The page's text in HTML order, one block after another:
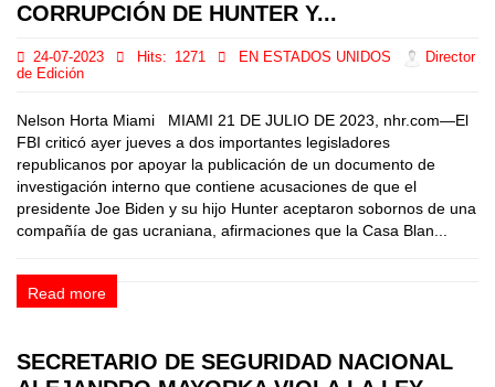
CORRUPCIÓN DE HUNTER Y...
24-07-2023 Hits: 1271 EN ESTADOS UNIDOS
Director
de Edición
Nelson Horta Miami MIAMI 21 DE JULIO DE 2023, nhr.com—El
FBI criticó ayer jueves a dos importantes legisladores
republicanos por apoyar la publicación de un documento de
investigación interno que contiene acusaciones de que el
presidente Joe Biden y su hijo Hunter aceptaron sobornos de una
compañía de gas ucraniana, afirmaciones que la Casa Blan...
Read more
SECRETARIO DE SEGURIDAD NACIONAL